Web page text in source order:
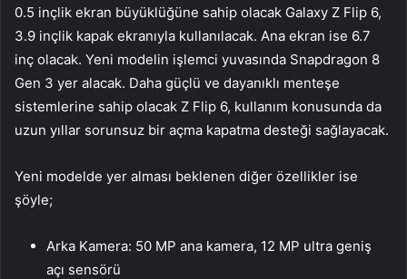
0.5 inçlik ekran büyüklüğüne sahip olacak Galaxy Z Flip 6,
3.9 inçlik kapak ekranıyla kullanılacak. Ana ekran ise 6.7
inç olacak. Yeni modelin işlemci yuvasında Snapdragon 8
Gen 3 yer alacak. Daha güçlü ve dayanıklı menteşe
sistemlerine sahip olacak Z Flip 6, kullanım konusunda da
uzun yıllar sorunsuz bir açma kapatma desteği sağlayacak.
Yeni modelde yer alması beklenen diğer özellikler ise
şöyle;
Arka Kamera: 50 MP ana kamera, 12 MP ultra geniş
açı sensörü